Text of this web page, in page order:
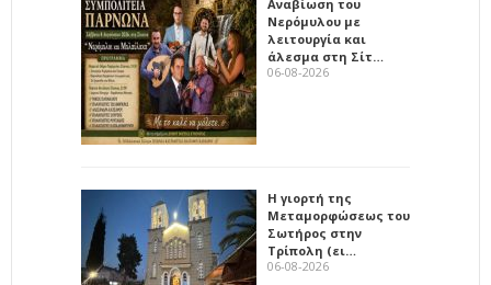
Αναβίωση του
Νερόμυλου με
λειτουργία και
άλεσμα στη Σίτ…
06-08-2026
Η γιορτή της
Μεταμορφώσεως του
Σωτήρος στην
Τρίπολη (ει…
06-08-2026